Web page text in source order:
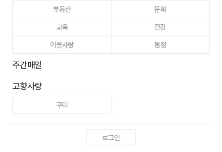
부동산
문화
교육
건강
이웃사랑
동정
주간매일
고향사랑
구미
로그인